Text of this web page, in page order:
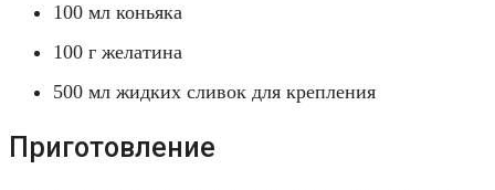
100 мл коньяка
100 г желатина
500 мл жидких сливок для крепления
Приготовление